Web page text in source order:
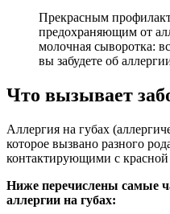
Прекрасным
предохраняющим от
молочная сыворотка:
вы забудете об
Что вызывает
Аллергия на губах
которое вызвано разного
контактирующими с
Ниже перечислены самые
аллергии на губах: